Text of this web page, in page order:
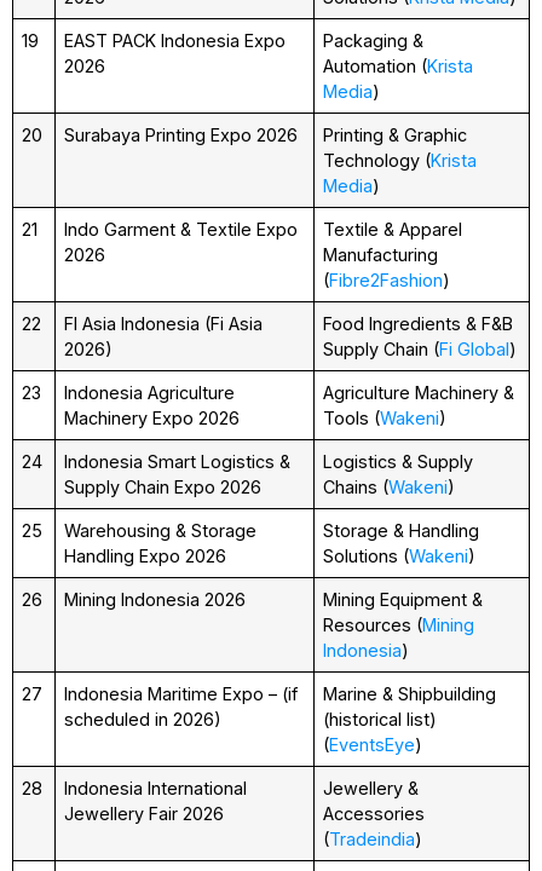
19
EAST PACK Indonesia Expo
2026
Packaging &
Automation (Krista
Media)
20 Surabaya Printing Expo 2026
Printing & Graphic
Technology (Krista
Media)
21
Indo Garment & Textile Expo
2026
Textile & Apparel
Manufacturing
(Fibre2Fashion)
22
FI Asia Indonesia (Fi Asia
2026)
Food Ingredients & F&B
Supply Chain (Fi Global)
23
Indonesia Agriculture
Machinery Expo 2026
Agriculture Machinery &
Tools (Wakeni)
24
Indonesia Smart Logistics &
Supply Chain Expo 2026
Logistics & Supply
Chains (Wakeni)
25
Warehousing & Storage
Handling Expo 2026
Storage & Handling
Solutions (Wakeni)
26 Mining Indonesia 2026
Mining Equipment &
Resources (Mining
Indonesia)
27
Indonesia Maritime Expo – (if
scheduled in 2026)
Marine & Shipbuilding
(historical list)
(EventsEye)
28
Indonesia International
Jewellery Fair 2026
Jewellery &
Accessories
(Tradeindia)